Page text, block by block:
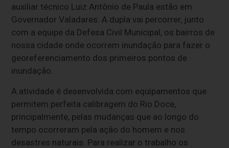
auxiliar técnico Luiz Antônio de Paula estão em
Governador Valadares. A dupla vai percorrer, junto
com a equipe da Defesa Civil Municipal, os bairros de
nossa cidade onde ocorrem inundação para fazer o
georeferenciamento dos primeiros pontos de
inundação.
A atividade é desenvolvida com equipamentos que
permitem perfeita calibragem do Rio Doce,
principalmente, pelas mudanças que ao longo do
tempo ocorreram pela ação do homem e nos
desastres naturais. Para realizar o trabalho os